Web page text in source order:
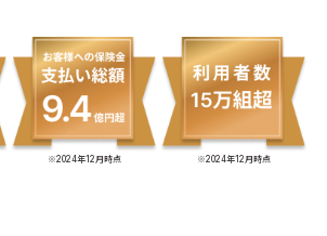
※2024年12月時点 ※2024年12月時点